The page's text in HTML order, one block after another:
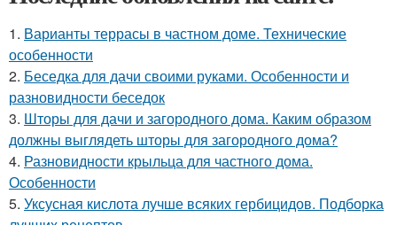
1. Варианты террасы в частном доме. Технические
особенности
2. Беседка для дачи своими руками. Особенности и
разновидности беседок
3. Шторы для дачи и загородного дома. Каким образом
должны выглядеть шторы для загородного дома?
4. Разновидности крыльца для частного дома.
Особенности
5. Уксусная кислота лучше всяких гербицидов. Подборка